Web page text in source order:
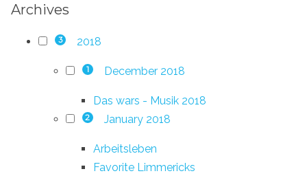
Archives
3 2018
1 December 2018
Das wars - Musik 2018
2 January 2018
Arbeitsleben
Favorite Limmericks